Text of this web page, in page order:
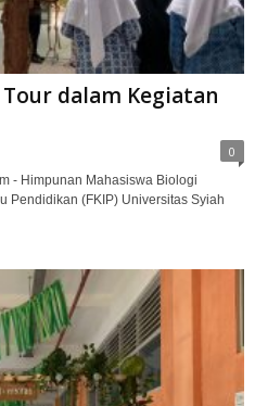
dalam Kegiatan
0
- Himpunan Mahasiswa Biologi
Pendidikan (FKIP) Universitas Syiah